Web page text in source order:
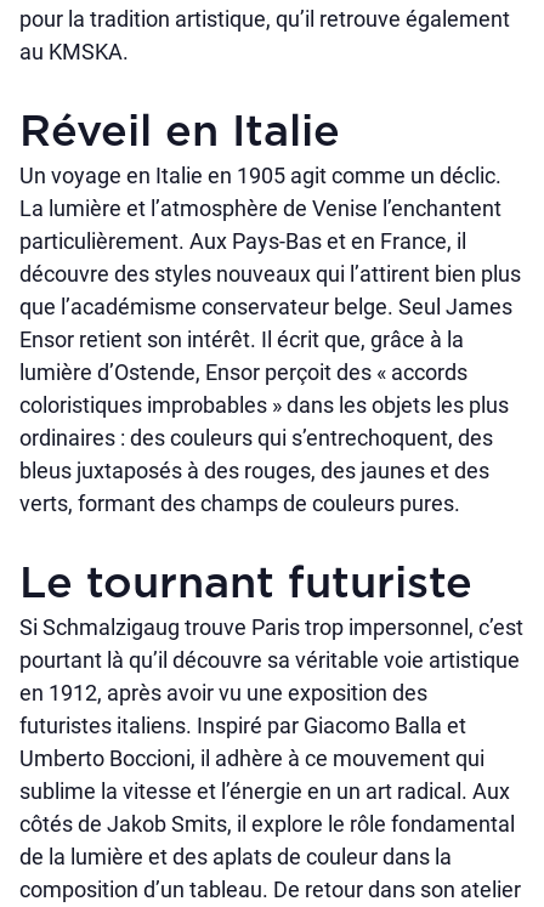
pour la tradition artistique, qu’il retrouve également
au KMSKA.
Réveil en Italie
Un voyage en Italie en 1905 agit comme un déclic.
La lumière et l’atmosphère de Venise l’enchantent
particulièrement. Aux Pays-Bas et en France, il
découvre des styles nouveaux qui l’attirent bien plus
que l’académisme conservateur belge. Seul James
Ensor retient son intérêt. Il écrit que, grâce à la
lumière d’Ostende, Ensor perçoit des « accords
coloristiques improbables » dans les objets les plus
ordinaires : des couleurs qui s’entrechoquent, des
bleus juxtaposés à des rouges, des jaunes et des
verts, formant des champs de couleurs pures.
Le tournant futuriste
Si Schmalzigaug trouve Paris trop impersonnel, c’est
pourtant là qu’il découvre sa véritable voie artistique
en 1912, après avoir vu une exposition des
futuristes italiens. Inspiré par Giacomo Balla et
Umberto Boccioni, il adhère à ce mouvement qui
sublime la vitesse et l’énergie en un art radical. Aux
côtés de Jakob Smits, il explore le rôle fondamental
de la lumière et des aplats de couleur dans la
composition d’un tableau. De retour dans son atelier